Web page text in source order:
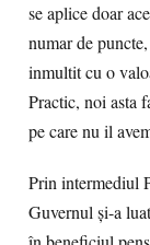
se aplice doar
numar de
inmultit cu o
Practic, noi asta
pe care nu il
Prin intermediul
Guvernul și-a